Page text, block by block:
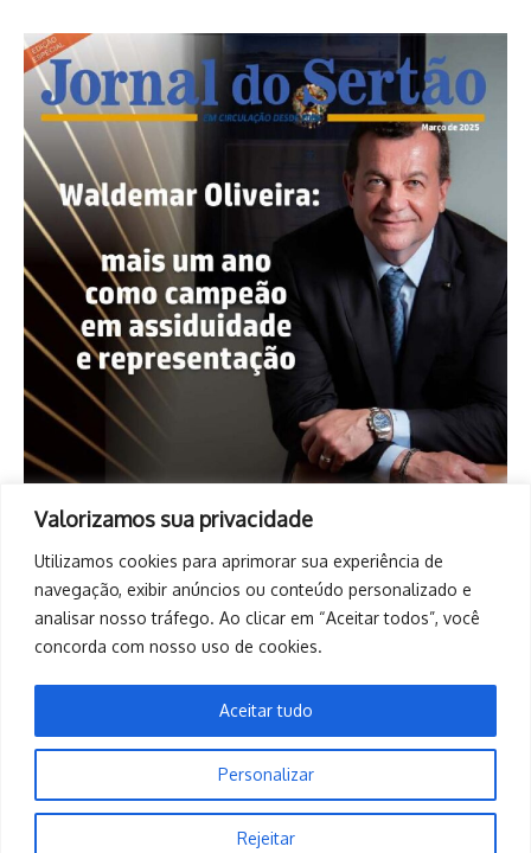
Valorizamos sua privacidade
Utilizamos cookies para aprimorar sua experiência de
navegação, exibir anúncios ou conteúdo personalizado e
analisar nosso tráfego. Ao clicar em “Aceitar todos”, você
concorda com nosso uso de cookies.
Personalizar
Rejeitar
Aceitar tudo
Copyright © 2026. Todos os direitos reservados. | Desenvolvido